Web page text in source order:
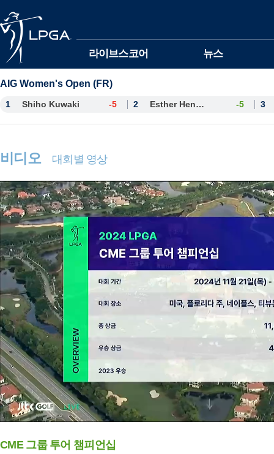
라이브스코어 뉴스
AIG Women's Open (FR)
1 Shiho Kuwaki -5 2 Esther Henseleit -5 3
비디오 대회별 영상
CME 그룹 투어 챔피언십